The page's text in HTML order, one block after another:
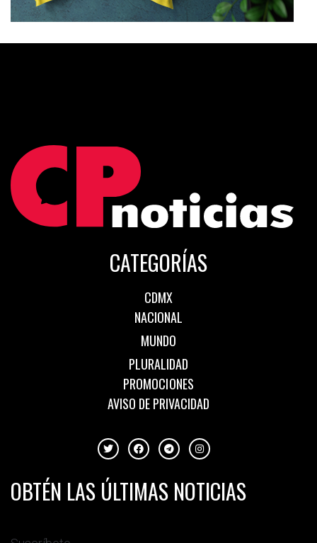
CATEGORÍAS
CDMX
NACIONAL
MUNDO
PLURALIDAD
PROMOCIONES
AVISO DE PRIVACIDAD
OBTÉN LAS ÚLTIMAS NOTICIAS